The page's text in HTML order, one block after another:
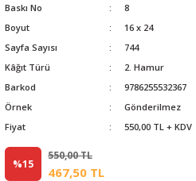
Baskı No
8
Boyut
16 x 24
Sayfa Sayısı
744
Kâğıt Türü
2. Hamur
Barkod
9786255532367
Örnek
Gönderilmez
Fiyat
550,00 TL + KDV
%15
550,00 TL
467,50 TL